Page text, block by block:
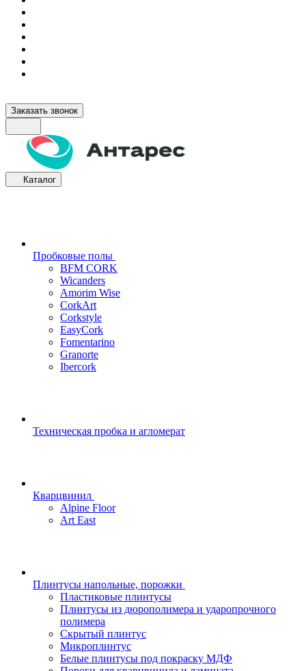
Заказать звонок
Каталог
Пробковые полы
BFM CORK
Wicanders
Amorim Wise
CorkArt
Corkstyle
EasyCork
Fomentarino
Granorte
Ibercork
Техническая пробка и агломерат
Кварцвинил
Alpine Floor
Art East
Плинтусы напольные, порожки
Пластиковые плинтусы
Плинтусы из дюрополимера и ударопрочного
полимера
Скрытый плинтус
Микроплинтус
Белые плинтусы под покраску МДФ